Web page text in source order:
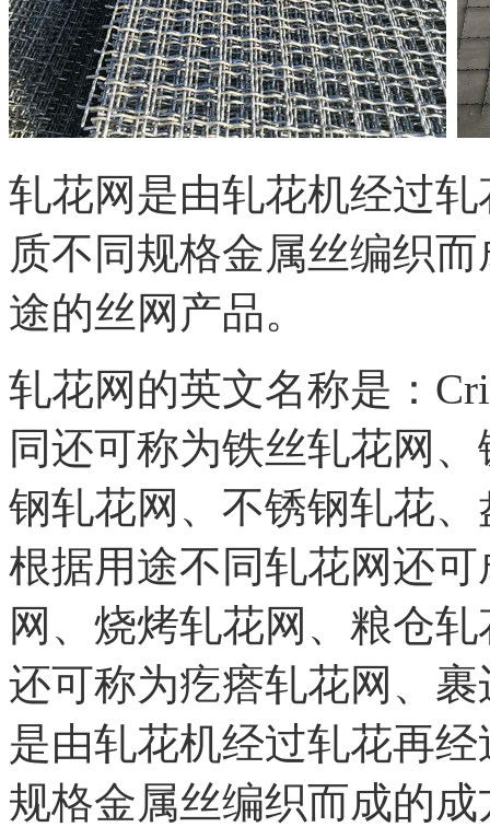
轧花网是由轧花机经过
质不同规格金属丝编织
途的丝网产品。
轧花网的英文名称是：
同还可称为铁丝轧花网
钢轧花网、不锈钢轧花
根据用途不同轧花网还
网、烧烤轧花网、粮仓
还可称为疙瘩轧花网、
是由轧花机经过轧花再
规格金属丝编织而成的